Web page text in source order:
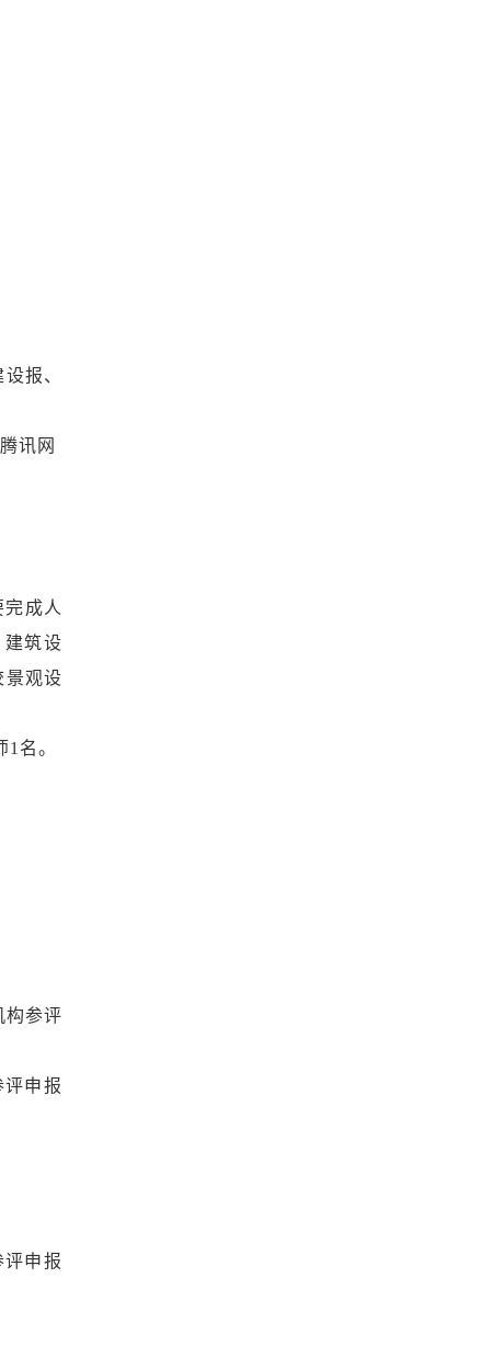
报、
讯网
成人
筑设
景观设
名。
构参评
申报
申报